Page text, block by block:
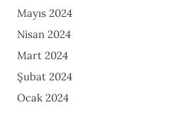
Mayıs 2024
Nisan 2024
Mart 2024
Şubat 2024
Ocak 2024